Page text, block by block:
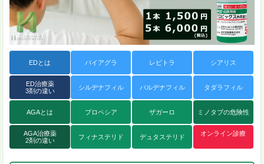
EDとは バイアグラ レビトラ シアリス
ED治療薬
3剤の違い
シルデナフィル バルデナフィル タダラフィル
AGAとは プロペシア ザガーロ ミノタブの危険性
AGA治療薬
2剤の違い
フィナステリド デュタステリド オンライン診療